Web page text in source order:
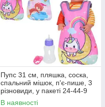
Пупс 31 см, пляшка, соска,
спальний мішок, п'є-пише, 3
різновиди, у пакеті 24-44-9
см
В наявності